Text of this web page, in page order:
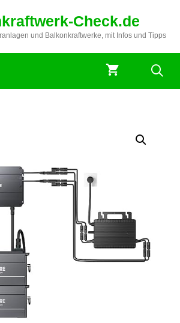
Check.de
und Balkonkraftwerke, mit Infos und Tipps